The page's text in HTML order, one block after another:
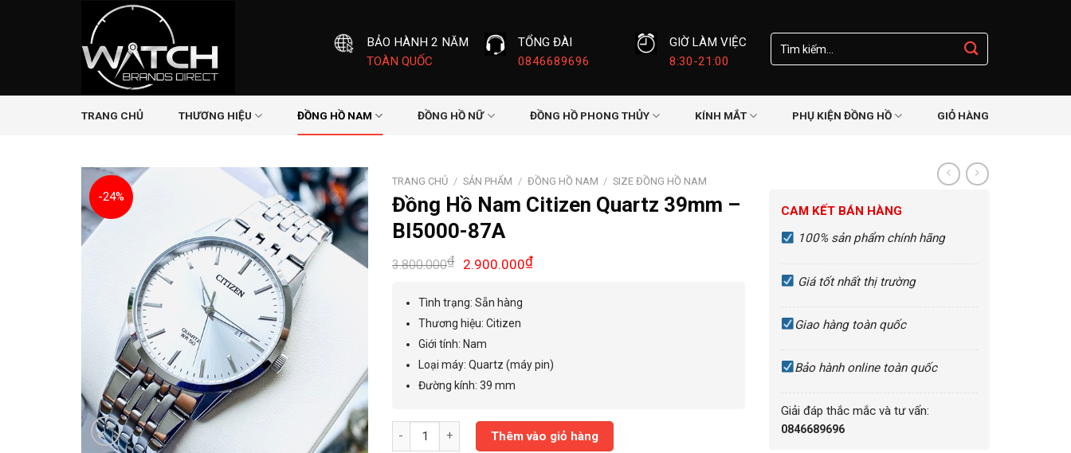
BẢO HÀNH 2 NĂM
TOÀN QUỐC
TỔNG ĐÀI
0846689696
GIỜ LÀM VIỆC
8:30-21:00
Tìm
kiếm:
TRANG CHỦ THƯƠNG HIỆU ĐỒNG HỒ NAM ĐỒNG HỒ NỮ ĐỒNG HỒ PHONG THỦY KÍNH MẮT PHỤ KIỆN ĐỒNG HỒ GIỎ HÀNG
-24%
TRANG CHỦ / SẢN PHẨM / ĐỒNG HỒ NAM / SIZE ĐỒNG HỒ NAM
Đồng Hồ Nam Citizen Quartz 39mm –
BI5000-87A
3.800.000₫
Giá
là:
3.800.000₫.
2.900.000₫Giá
Tình trạng: Sẵn hàng
Thương hiệu: Citizen
Giới tính: Nam
Loại máy: Quartz(máy pin)
Đường kính:39 mm
Đồng Hồ Nam Citizen Quartz 39mm - BI5000-87A số lượng
Thêm vào giỏ hàng
CAM KẾT BÁN HÀNG
100% sản phẩm chính hãng
Giá tốt nhất thị trường
Giao hàng toàn quốc
Bảo hành online toàn quốc
Giải đáp thắc mắc và tư vấn:
0846689696